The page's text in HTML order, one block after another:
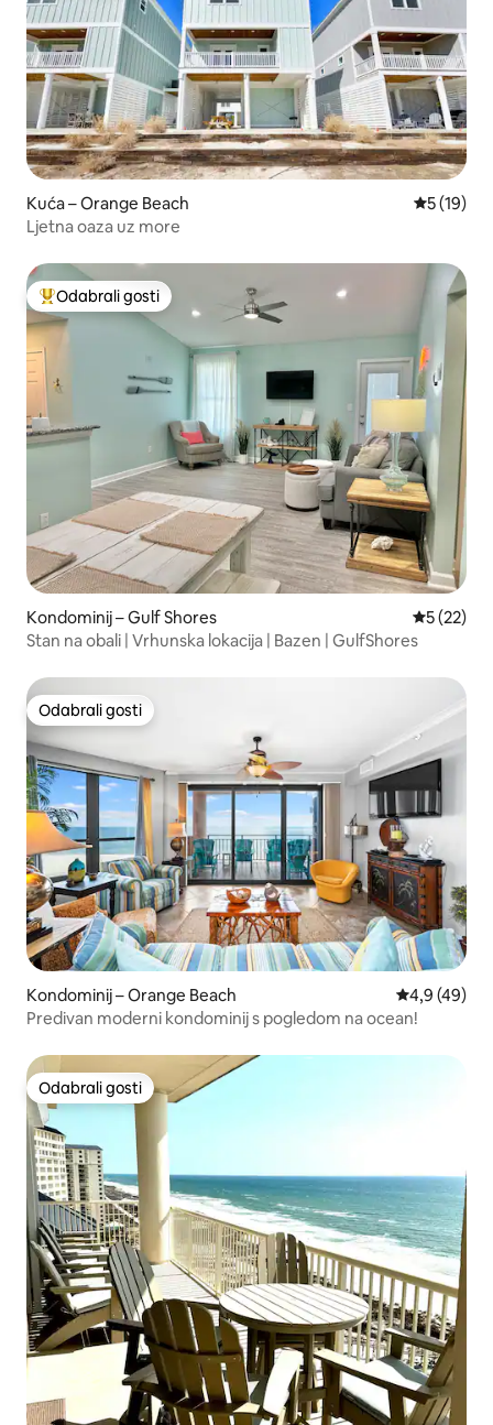
Kuća – Orange Beach Prosječna
5 (19)
Ljetna oaza uz more
Među najviše rangiranima s oznakom „Odabrali gosti”
Odabrali gosti
Kondominij – Gulf Shores Prosječna
5 (22)
Stan na obali | Vrhunska lokacija | Bazen | GulfShores
Odabrali gosti
Odabrali gosti
Kondominij – Orange Beach Prosječna
4,9 (49)
Predivan moderni kondominij s pogledom na ocean!
Odabrali gosti
Odabrali gosti